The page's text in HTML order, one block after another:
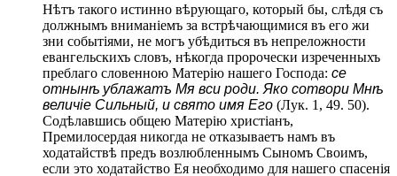
Нѣтъ такого истинно вѣрующаго, который бы, слѣдя съ
должнымъ вниманіемъ за встрѣчающимися въ его жи
зни событіями, не могъ убѣдиться въ непреложности
евангельскихъ словъ, нѣкогда пророчески изреченныхъ
преблаго словенною Матерію нашего Господа: се
отнынѣ ублажатъ Мя вси роди. Яко сотвори Мнѣ
величіе Сильный, и свято имя Его (Лук. 1, 49. 50).
Содѣлавшись общею Матерію христіанъ,
Премилосердая никогда не отказываетъ намъ въ
ходатайствѣ предъ возлюбленнымъ Сыномъ Своимъ,
если это ходатайство Ея необходимо для нашего спасенія